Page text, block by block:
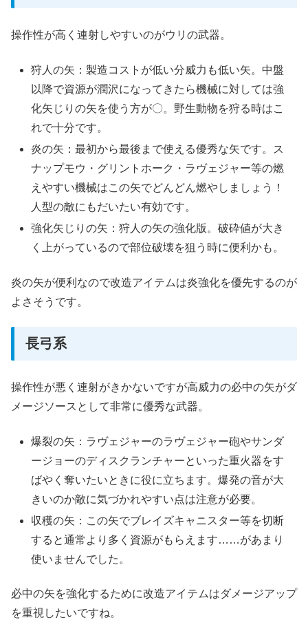
操作性が高く連射しやすいのがウリの武器。
狩人の矢：製造コストが低い分威力も低い矢。中盤
以降で資源が潤沢になってきたら機械に対しては強
化矢じりの矢を使う方が〇。野生動物を狩る時はこ
れで十分です。
炎の矢：最初から最後まで使える優秀な矢です。ス
ナップモウ・グリントホーク・ラヴェジャー等の燃
えやすい機械はこの矢でどんどん燃やしましょう！
人型の敵にもだいたい有効です。
強化矢じりの矢：狩人の矢の強化版。破砕値が大き
く上がっているので部位破壊を狙う時に便利かも。
炎の矢が便利なので改造アイテムは炎強化を優先するのが
よさそうです。
長弓系
操作性が悪く連射がきかないですが高威力の必中の矢がダ
メージソースとして非常に優秀な武器。
爆裂の矢：ラヴェジャーのラヴェジャー砲やサンダ
ージョーのディスクランチャーといった重火器をす
ばやく奪いたいときに役に立ちます。爆発の音が大
きいのか敵に気づかれやすい点は注意が必要。
収穫の矢：この矢でブレイズキャニスター等を切断
すると通常より多く資源がもらえます……があまり
使いませんでした。
必中の矢を強化するために改造アイテムはダメージアップ
を重視したいですね。